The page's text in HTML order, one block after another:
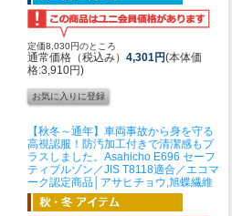
定価8,030円のところ
通常価格（税込み） 4,301円(本体価
格:3,910円)
【秋冬～通年】車両事故から身を守る
高視認服！防汚加工付きで清潔感もプ
ラスしました。 Asahicho E696 セーフ
ティブルゾン／JIS T8118適合／エコマ
ーク認定商品│アサヒチョウ,旭蝶繊維